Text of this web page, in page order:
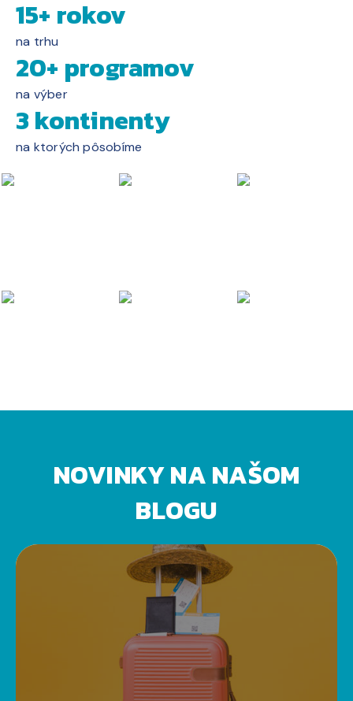
15+ rokov
na trhu
20+ programov
na výber
3 kontinenty
na ktorých pôsobíme
NOVINKY NA NAŠOM
BLOGU